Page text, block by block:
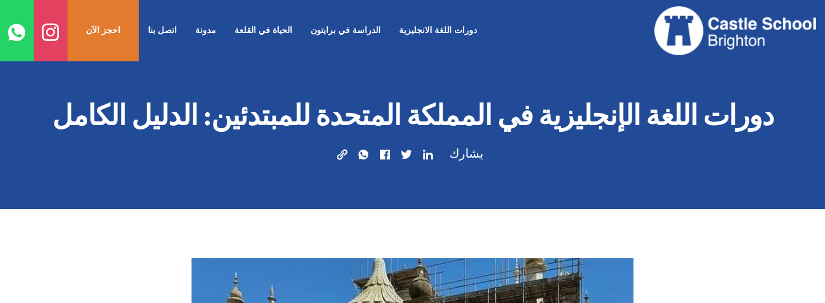
دورات اللغة الانجليزية الدراسة في برايتون الحياة في القلعة مدونة اتصل بنا احجز الآن
دورات اللغة الإنجليزية في المملكة المتحدة للمبتدئين: الدليل الكامل
يشارك